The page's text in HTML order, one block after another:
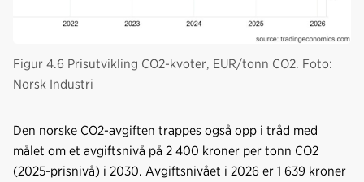
Figur 4.6 Prisutvikling CO2-kvoter, EUR/tonn CO2. Foto:
Norsk Industri
Den norske CO2-avgiften trappes også opp i tråd med
målet om et avgiftsnivå på 2 400 kroner per tonn CO2
(2025-prisnivå) i 2030. Avgiftsnivået i 2026 er 1 639 kroner